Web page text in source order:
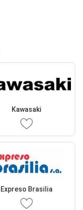
Kawasaki
Expreso Brasilia